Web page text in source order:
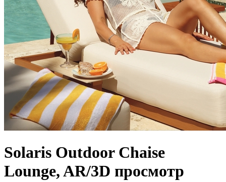
Solaris Outdoor Chaise
Lounge, AR/3D просмотр